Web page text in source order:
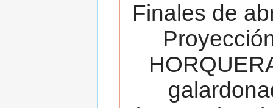
Finales de